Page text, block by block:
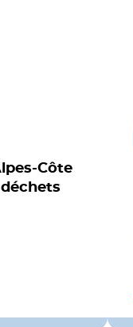
Côte